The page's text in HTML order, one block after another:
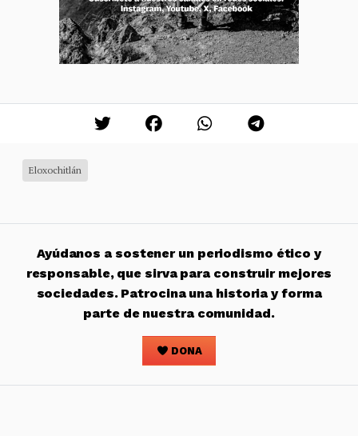
Eloxochitlán
Ayúdanos a sostener un periodismo ético y
responsable, que sirva para construir mejores
sociedades. Patrocina una historia y forma
parte de nuestra comunidad.
DONA